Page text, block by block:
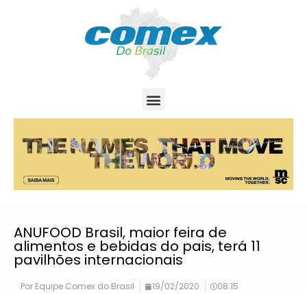
ANUFOOD Brasil, maior feira de
alimentos e bebidas do pais, terá 11
pavilhões internacionais
Por Equipe Comex do Brasil 19/02/2020 08:15